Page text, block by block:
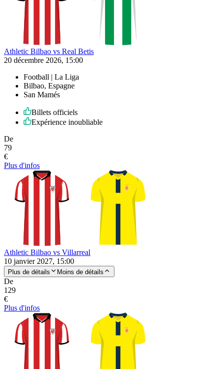
Athletic Bilbao vs Real Betis
20 décembre 2026, 15:00
Football | La Liga
Bilbao, Espagne
San Mamés
Billets officiels
Expérience inoubliable
De
79
€
Plus d'infos
Athletic Bilbao vs Villarreal
10 janvier 2027, 15:00
Plus de détails Moins de détails
De
129
€
Plus d'infos